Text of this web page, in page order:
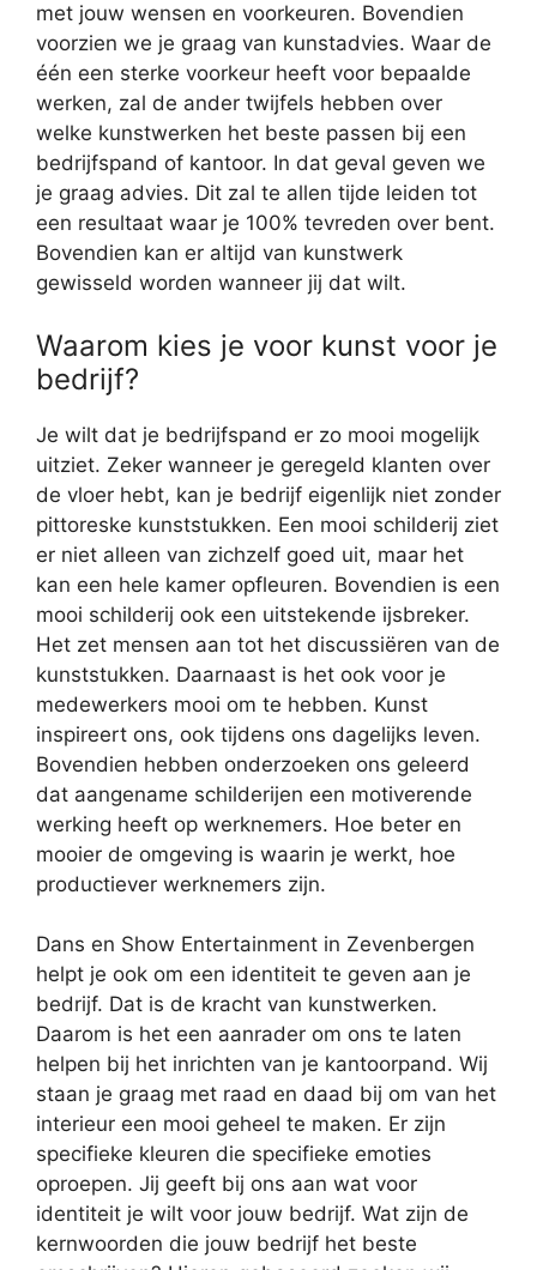
met jouw wensen en voorkeuren. Bovendien
voorzien we je graag van kunstadvies. Waar de
één een sterke voorkeur heeft voor bepaalde
werken, zal de ander twijfels hebben over
welke kunstwerken het beste passen bij een
bedrijfspand of kantoor. In dat geval geven we
je graag advies. Dit zal te allen tijde leiden tot
een resultaat waar je 100% tevreden over bent.
Bovendien kan er altijd van kunstwerk
gewisseld worden wanneer jij dat wilt.
Waarom kies je voor kunst voor je
bedrijf?
Je wilt dat je bedrijfspand er zo mooi mogelijk
uitziet. Zeker wanneer je geregeld klanten over
de vloer hebt, kan je bedrijf eigenlijk niet zonder
pittoreske kunststukken. Een mooi schilderij ziet
er niet alleen van zichzelf goed uit, maar het
kan een hele kamer opfleuren. Bovendien is een
mooi schilderij ook een uitstekende ijsbreker.
Het zet mensen aan tot het discussiëren van de
kunststukken. Daarnaast is het ook voor je
medewerkers mooi om te hebben. Kunst
inspireert ons, ook tijdens ons dagelijks leven.
Bovendien hebben onderzoeken ons geleerd
dat aangename schilderijen een motiverende
werking heeft op werknemers. Hoe beter en
mooier de omgeving is waarin je werkt, hoe
productiever werknemers zijn.
Dans en Show Entertainment in Zevenbergen
helpt je ook om een identiteit te geven aan je
bedrijf. Dat is de kracht van kunstwerken.
Daarom is het een aanrader om ons te laten
helpen bij het inrichten van je kantoorpand. Wij
staan je graag met raad en daad bij om van het
interieur een mooi geheel te maken. Er zijn
specifieke kleuren die specifieke emoties
oproepen. Jij geeft bij ons aan wat voor
identiteit je wilt voor jouw bedrijf. Wat zijn de
kernwoorden die jouw bedrijf het beste